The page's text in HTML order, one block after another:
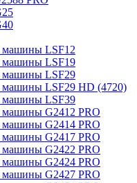
машины LSF12
машины LSF19
машины LSF29
LSF29 HD (4720)
машины LSF39
G2412 PRO
G2414 PRO
G2417 PRO
G2422 PRO
G2424 PRO
G2427 PRO